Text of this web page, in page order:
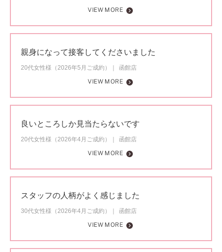
VIEW MORE
親身になって接客してくださいました
20代女性様（2026年5月ご成約）
函館店
VIEW MORE
良いところしか見当たらないです
20代女性様（2026年4月ご成約）
函館店
VIEW MORE
スタッフの人柄がよく感じました
30代女性様（2026年4月ご成約）
函館店
VIEW MORE